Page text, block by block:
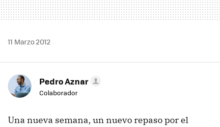
11 Marzo 2012
Pedro Aznar
Colaborador
Una nueva semana, un nuevo repaso por el